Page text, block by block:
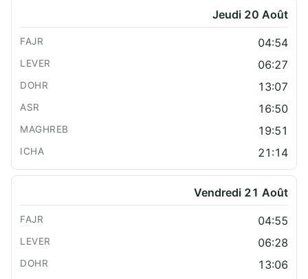
Jeudi 20 Août
04:54
06:27
13:07
16:50
19:51
21:14
Vendredi 21 Août
04:55
06:28
13:06